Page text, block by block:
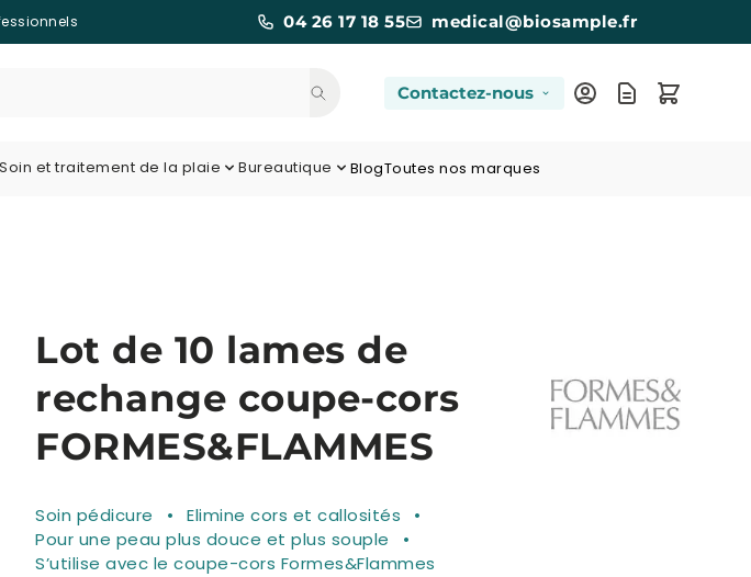
04 26 17 18 55
medical@biosample.fr
Contactez-nous
Soin et traitement de la plaie Bureautique BlogToutes nos marques
Lot de 10 lames de
rechange coupe-cors
FORMES&FLAMMES
Soin pédicure
Elimine cors et callosités
Pour une peau plus douce et plus souple
S’utilise avec le coupe-cors Formes&Flammes